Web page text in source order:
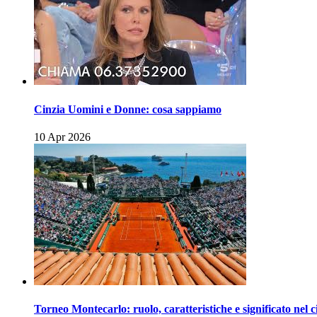
Cinzia Uomini e Donne: cosa sappiamo
10 Apr 2026
Torneo Montecarlo: ruolo, caratteristiche e significato nel